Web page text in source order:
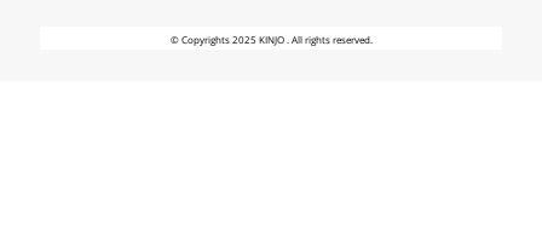
© Copyrights 2025 KINJO . All rights reserved.